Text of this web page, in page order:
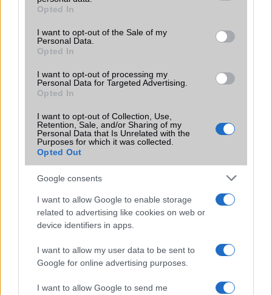
grant or deny consent to Google and its third-party tags to
use your data for below specified purposes in below Google
consent section.
Opted In
I want to opt-out of the Sale of my
Personal Data.
Opted In
I want to opt-out of processing my
Personal Data for Targeted Advertising.
Opted In
I want to opt-out of Collection, Use,
Retention, Sale, and/or Sharing of my
Personal Data that Is Unrelated with the
Purposes for which it was collected.
Opted Out
Google consents
I want to allow Google to enable storage
related to advertising like cookies on web or
device identifiers in apps.
I want to allow my user data to be sent to
Google for online advertising purposes.
I want to allow Google to send me
Motorola
Samsung
Xiaomi
ZTE
Mennyibe kerül
Keressen a telefonboltok ajánlatai között!